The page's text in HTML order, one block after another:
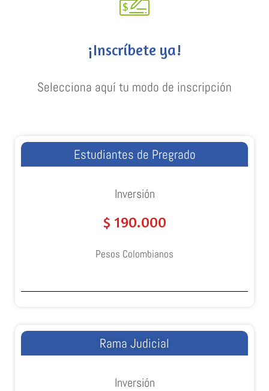
¡Inscríbete ya!
Selecciona aquí tu modo de inscripción
Estudiantes de Pregrado
Inversión
$ 190.000
Pesos Colombianos
Rama Judicial
Inversión